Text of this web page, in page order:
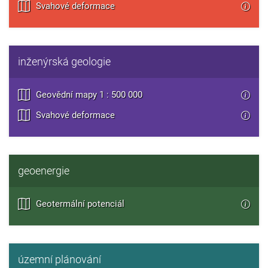
Svahové deformace
inženýrská geologie
Geovědní mapy 1 : 500 000
Svahové deformace
geoenergie
Geotermální potenciál
územní plánování